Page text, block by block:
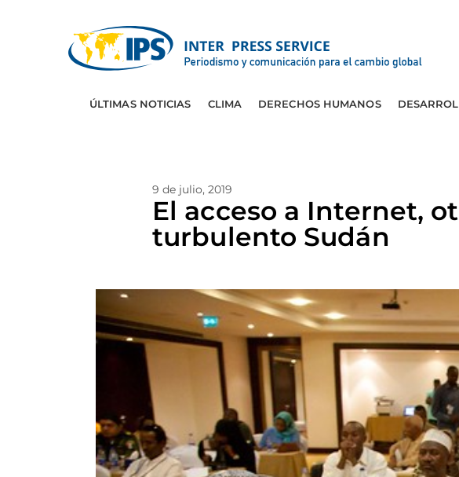
ÚLTIMAS NOTICIAS CLIMA DERECHOS HUMANOS
9 de julio, 2019
El acceso a Internet,
turbulento Sudán